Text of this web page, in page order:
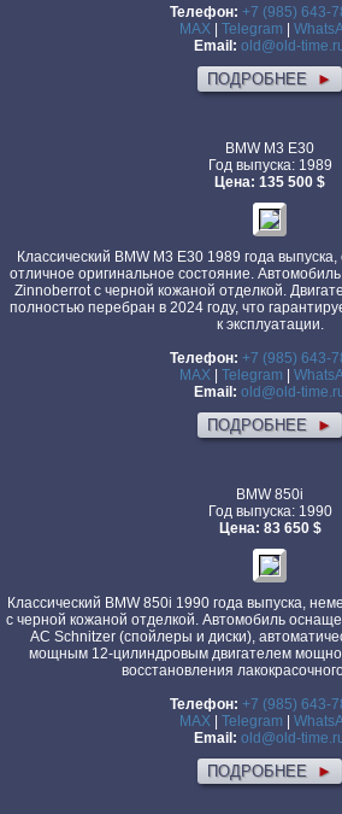
Телефон: +7 (985) 643-
MAX| Telegram
Email: old@old-
ПОДРОБНЕЕ ►
BMW M3 E30
Год выпуска: 1989
Цена: 135 500 $
Классический BMW M3 E30 1989 года
отличное оригинальное состояние.
Zinnoberrot с черной кожаной отделкой.
полностью перебран в 2024 году, что
к эксплуатации.
Телефон: +7 (985) 643-
MAX| Telegram
Email: old@old-
ПОДРОБНЕЕ ►
BMW 850i
Год выпуска: 1990
Цена: 83 650 $
Классический BMW 850i 1990 года выпуска,
с черной кожаной отделкой. Автомобиль
AC Schnitzer (спойлеры и диски),
мощным 12-цилиндровым двигателем
восстановления
Телефон: +7 (985) 643-
MAX| Telegram
Email: old@old-
ПОДРОБНЕЕ ►